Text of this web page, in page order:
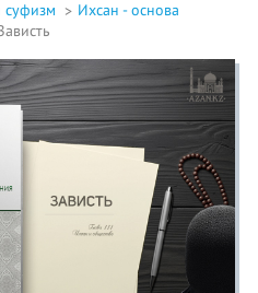
суфизм
Ихсан - основа